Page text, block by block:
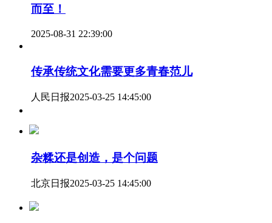
而至！
2025-08-31 22:39:00
传承传统文化需要更多青春范儿
人民日报2025-03-25 14:45:00
杂糅还是创造，是个问题
北京日报2025-03-25 14:45:00